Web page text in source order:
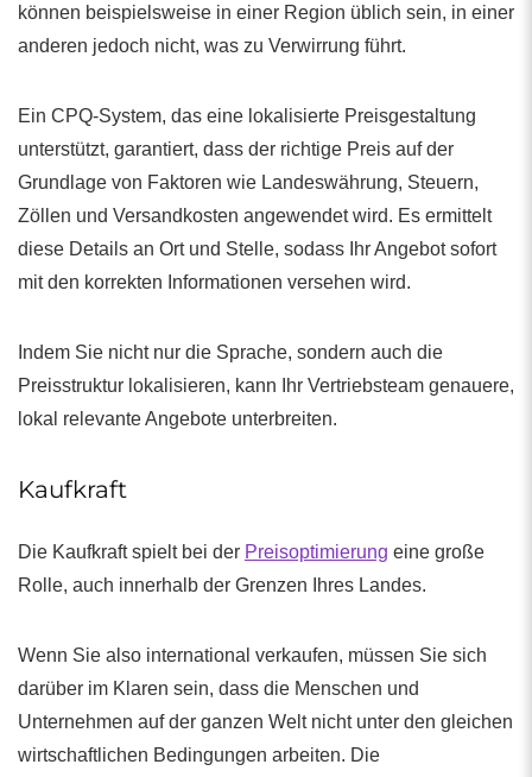
können beispielsweise in einer Region üblich sein, in einer
anderen jedoch nicht, was zu Verwirrung führt.
Ein CPQ-System, das eine lokalisierte Preisgestaltung
unterstützt, garantiert, dass der richtige Preis auf der
Grundlage von Faktoren wie Landeswährung, Steuern,
Zöllen und Versandkosten angewendet wird. Es ermittelt
diese Details an Ort und Stelle, sodass Ihr Angebot sofort
mit den korrekten Informationen versehen wird.
Indem Sie nicht nur die Sprache, sondern auch die
Preisstruktur lokalisieren, kann Ihr Vertriebsteam genauere,
lokal relevante Angebote unterbreiten.
Kaufkraft
Die Kaufkraft spielt bei der Preisoptimierung eine große
Rolle, auch innerhalb der Grenzen Ihres Landes.
Wenn Sie also international verkaufen, müssen Sie sich
darüber im Klaren sein, dass die Menschen und
Unternehmen auf der ganzen Welt nicht unter den gleichen
wirtschaftlichen Bedingungen arbeiten. Die